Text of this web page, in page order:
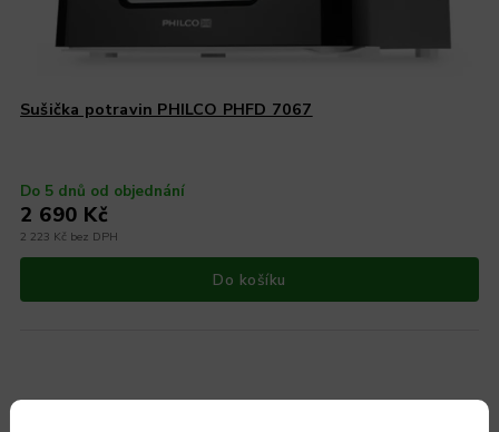
Sušička potravin PHILCO PHFD 7067
Do 5 dnů od objednání
2 223 Kč bez DPH
2 690 Kč
Do košíku